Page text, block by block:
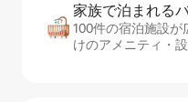
家族で泊まれる
100件の宿泊施設が
けのアメニティ・